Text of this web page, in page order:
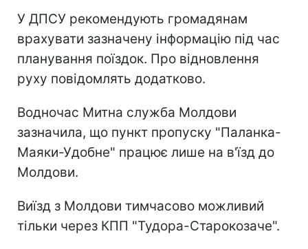
У ДПСУ рекомендують громадянам
врахувати зазначену інформацію під час
планування поїздок. Про відновлення
руху повідомлять додатково.
Водночас Митна служба Молдови
зазначила, що пункт пропуску "Паланка-
Маяки-Удобне" працює лише на в'їзд до
Молдови.
Виїзд з Молдови тимчасово можливий
тільки через КПП "Тудора-Старокозаче".